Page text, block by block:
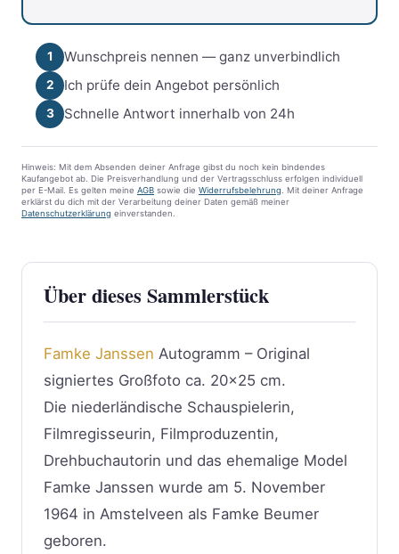
1 Wunschpreis nennen — ganz unverbindlich
2 Ich prüfe dein Angebot persönlich
3 Schnelle Antwort innerhalb von 24h
Hinweis: Mit dem Absenden deiner Anfrage gibst du noch kein bindendes
Kaufangebot ab. Die Preisverhandlung und der Vertragsschluss erfolgen individuell
per E-Mail. Es gelten meine AGB sowie die Widerrufsbelehrung . Mit deiner Anfrage
erklärst du dich mit der Verarbeitung deiner Daten gemäß meiner
Datenschutzerklärung einverstanden.
Über dieses Sammlerstück
Famke Janssen Autogramm – Original
signiertes Großfoto ca. 20×25 cm.
Die niederländische Schauspielerin,
Filmregisseurin, Filmproduzentin,
Drehbuchautorin und das ehemalige Model
Famke Janssen wurde am 5. November
1964 in Amstelveen als Famke Beumer
geboren.